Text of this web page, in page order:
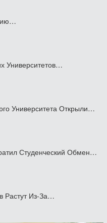
Университетов…
Университета Открыли…
Студенческий Обмен…
Растут Из-За…